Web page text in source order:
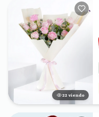
22 viendo